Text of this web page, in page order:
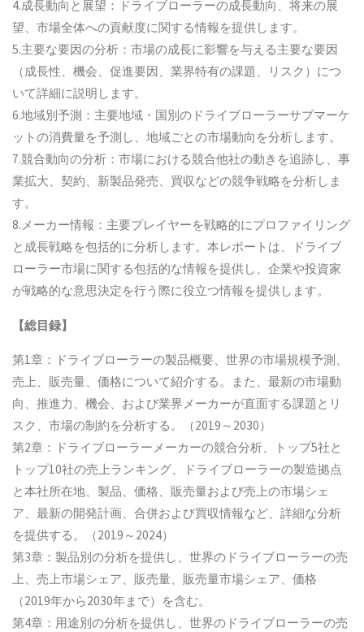
4.成長動向と展望：ドライブローラーの成長動向、将来の展
望、市場全体への貢献度に関する情報を提供します。
5.主要な要因の分析：市場の成長に影響を与える主要な要因
（成長性、機会、促進要因、業界特有の課題、リスク）につ
いて詳細に説明します。
6.地域別予測：主要地域・国別のドライブローラーサブマーケ
ットの消費量を予測し、地域ごとの市場動向を分析します。
7.競合動向の分析：市場における競合他社の動きを追跡し、事
業拡大、契約、新製品発売、買収などの競争戦略を分析しま
す。
8.メーカー情報：主要プレイヤーを戦略的にプロファイリング
と成長戦略を包括的に分析します。本レポートは、ドライブ
ローラー市場に関する包括的な情報を提供し、企業や投資家
が戦略的な意思決定を行う際に役立つ情報を提供します。
【総目録】
第1章：ドライブローラーの製品概要、世界の市場規模予測、
売上、販売量、価格について紹介する。また、最新の市場動
向、推進力、機会、および業界メーカーが直面する課題とリ
スク、市場の制約を分析する。（2019～2030）
第2章：ドライブローラーメーカーの競合分析、トップ5社と
トップ10社の売上ランキング、ドライブローラーの製造拠点
と本社所在地、製品、価格、販売量および売上の市場シェ
ア、最新の開発計画、合併および買収情報など、詳細な分析
を提供する。（2019～2024）
第3章：製品別の分析を提供し、世界のドライブローラーの売
上、売上市場シェア、販売量、販売量市場シェア、価格
（2019年から2030年まで）を含む。
第4章：用途別の分析を提供し、世界のドライブローラーの売